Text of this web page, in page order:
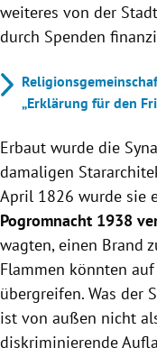
weiteres von der
durch Spenden
„Erklärung für den
Erbaut wurde die
damaligen
April 1826 wurde sie
Pogromnacht 1938
wagten, einen Brand
Flammen könnten
übergreifen. Was der
ist von außen nicht
diskriminierende